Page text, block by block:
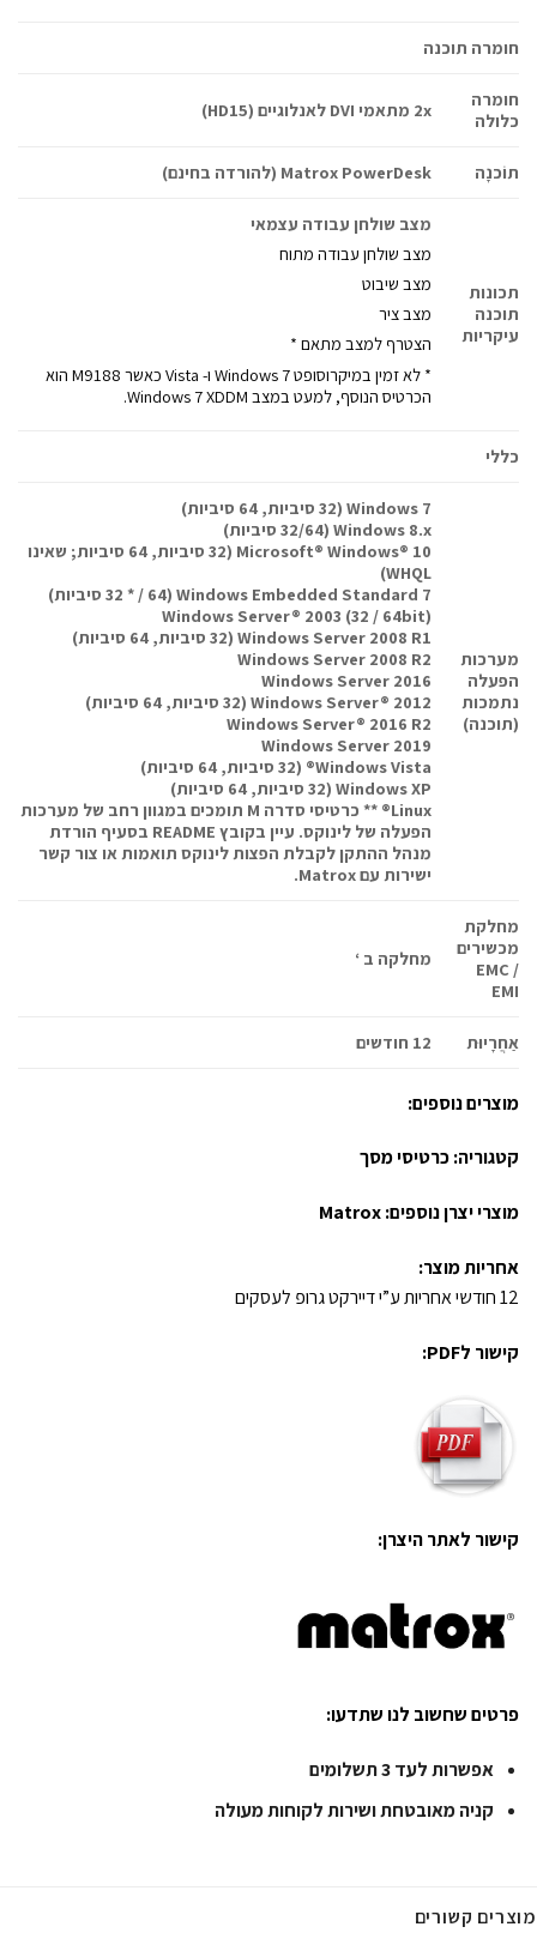
חומרה תוכנה
חומרה
כלולה
2x מתאמי DVI לאנלוגיים (HD15)
תוֹכנָה Matrox PowerDesk (להורדה בחינם)
תכונות
תוכנה
עיקריות
מצב שולחן עבודה עצמאי
מצב שולחן עבודה מתוח
מצב שיבוט
מצב ציר
הצטרף למצב מתאם *
* לא זמין במיקרוסופט Windows 7 ו- Vista כאשר M9188 הוא
הכרטיס הנוסף, למעט במצב Windows 7 XDDM.
כללי
מערכות
הפעלה
נתמכות
(תוכנה)
Windows 7 (32 סיביות, 64 סיביות)
Windows 8.x (32/64 סיביות)
Microsoft® Windows® 10 (32 סיביות, 64 סיביות; שאינו
WHQL)
Windows Embedded Standard 7 (32 * / 64 סיביות)
Windows Server® 2003 (32 / 64bit)
Windows Server 2008 R1 (32 סיביות, 64 סיביות)
Windows Server 2008 R2
Windows Server 2016
Windows Server® 2012 (32 סיביות, 64 סיביות)
Windows Server® 2016 R2
Windows Server 2019
Windows Vista® (32 סיביות, 64 סיביות)
Windows XP (32 סיביות, 64 סיביות)
Linux® ** כרטיסי סדרה M תומכים במגוון רחב של מערכות
הפעלה של לינוקס. עיין בקובץ README בסעיף הורדת
מנהל ההתקן לקבלת הפצות לינוקס תואמות או צור קשר
ישירות עם Matrox.
מחלקת
מכשירים
EMC /
EMI
מחלקה ב ‘
אַחֲרָיוּת 12 חודשים
מוצרים נוספים:
קטגוריה:כרטיסי מסך
מוצרי יצרן נוספים:Matrox
אחריות מוצר:
12 חודשי אחריות ע”י דיירקט גרופ לעסקים
קישור לPDF:
קישור לאתר היצרן:
פרטים שחשוב לנו שתדעו:
אפשרות לעד 3 תשלומים
קניה מאובטחת ושירות לקוחות מעולה
מוצרים קשורים